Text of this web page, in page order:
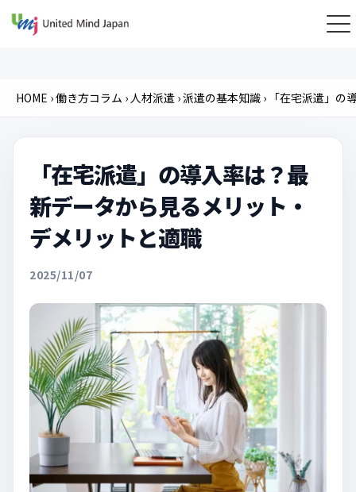
HOME ›働き方コラム ›人材派遣 ›派遣の基本知識 › 「在宅派遣」の
「在宅派遣」の導入率は？最
新データから見るメリット・
デメリットと適職
2025/11/07